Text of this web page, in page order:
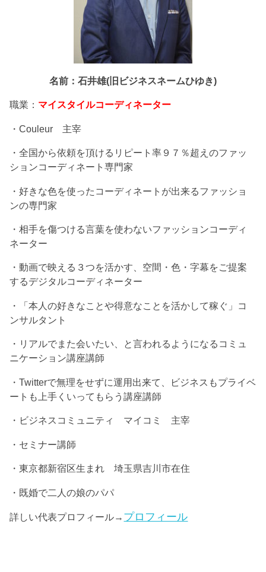
名前：石井雄(旧ビジネスネームひゆき)
職業： マイスタイルコーディネーター
・Couleur 主宰
・全国から依頼を頂けるリピート率９７％超えのファッ
ションコーディネート専門家
・好きな色を使ったコーディネートが出来るファッショ
ンの専門家
・相手を傷つける言葉を使わないファッションコーディ
ネーター
・動画で映える３つを活かす、空間・色・字幕をご提案
するデジタルコーディネーター
・「本人の好きなことや得意なことを活かして稼ぐ」コ
ンサルタント
・リアルでまた会いたい、と言われるようになるコミュ
ニケーション講座講師
・Twitterで無理をせずに運用出来て、ビジネスもプライベ
ートも上手くいってもらう講座講師
・ビジネスコミュニティ マイコミ 主宰
・セミナー講師
・東京都新宿区生まれ 埼玉県吉川市在住
・既婚で二人の娘のパパ
詳しい代表プロフィール→ プロフィール